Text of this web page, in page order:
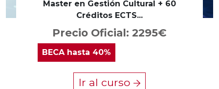
Master en Gestión Cultural + 60
Créditos ECTS...
Precio Oficial: 2295€
BECA hasta 40%
Ir al curso